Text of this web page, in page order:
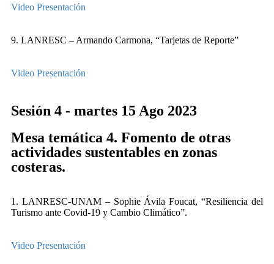
Video Presentación
9. LANRESC – Armando Carmona, “Tarjetas de Reporte”
Video Presentación
Sesión 4 - martes 15 Ago 2023
Mesa temática 4. Fomento de otras
actividades sustentables en zonas
costeras.
1. LANRESC-UNAM – Sophie Ávila Foucat, “Resiliencia del
Turismo ante Covid-19 y Cambio Climático”.
Video Presentación